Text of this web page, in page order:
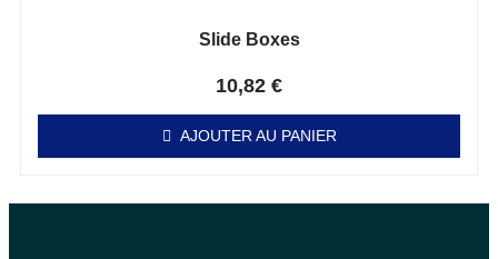
Slide Boxes
10,82 €
AJOUTER AU PANIER